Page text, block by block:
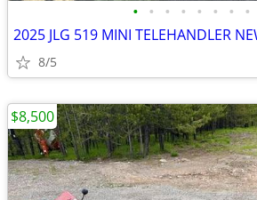
• • • • • • • •
2025 JLG 519 MINI TELEHANDLER
8/5
$8,500